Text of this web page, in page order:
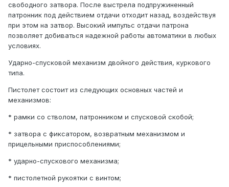
свободного затвора. После выстрела подпружиненный
патронник под действием отдачи отходит назад, воздействуя
при этом на затвор. Высокий импульс отдачи патрона
позволяет добиваться надежной работы автоматики в любых
условиях.
Ударно-спусковой механизм двойного действия, куркового
типа.
Пистолет состоит из следующих основных частей и
механизмов:
* рамки со стволом, патронником и спусковой скобой;
* затвора с фиксатором, возвратным механизмом и
прицельными приспособлениями;
* ударно-спускового механизма;
* пистолетной рукоятки с винтом;